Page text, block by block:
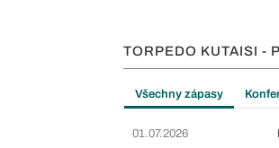
TORPEDO KUTAISI -
Všechny zápasy
01.07.2026